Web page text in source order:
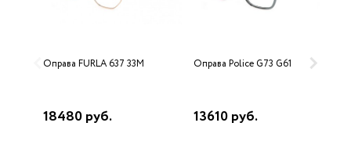
Оправа FURLA 637 33M
18480 руб.
Оправа Police G73 G61
13610 руб.